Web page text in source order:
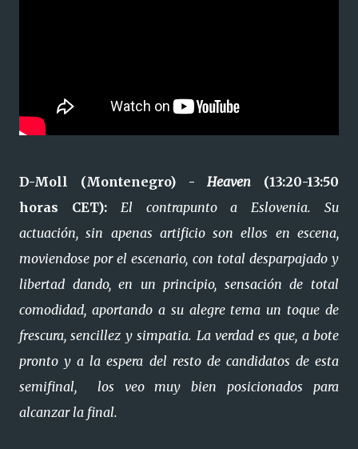
D-Moll (Montenegro) -Heaven (13:20-13:50
horas CET):
El contrapunto a Eslovenia. Su
actuación, sin apenas artificio son ellos en escena,
moviendose por el escenario, con total desparpajado y
libertad dando, en un principio, sensación de total
comodidad, aportando a su alegre tema un toque de
frescura, sencillez y simpatia. La verdad es que, a bote
pronto y a la espera del resto de candidatos de esta
semifinal, los veo muy bien posicionados para
alcanzar la final.